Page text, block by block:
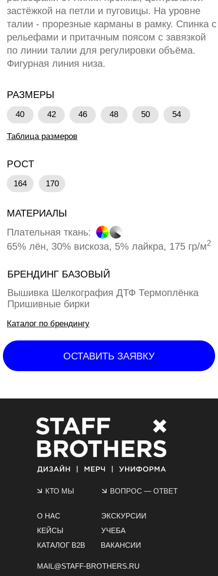
Вышивка Шелкография ДТФ Термоплёнка
Пришивные бирки
БРЕНДИНГ БАЗОВЫЙ
ОСТАВИТЬ ЗАЯВКУ
65% лён, 30% вискоза, 5% лайкра, 175 гр/м2
МАТЕРИАЛЫ
MAIL@STAFF-BROTHERS.RU
О НАС
КЕЙСЫ
КАТАЛОГ B2B
ЭКСКУРСИИ
УЧЕБА
ВАКАНСИИ
КТО МЫ ВОПРОС — ОТВЕТ